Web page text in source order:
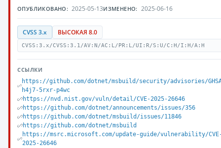
ОПУБЛИКОВАНО: 2025-05-13ИЗМЕНЕНО: 2025-06-16
CVSS 3.x ВЫСОКАЯ 8.0
CVSS:3.x/CVSS:3.1/AV:N/AC:L/PR:L/UI:R/S:U/C:H/I:H/A:H
ССЫЛКИ
https://github.com/dotnet/msbuild/security/advisories/
h4j7-5rxr-p4wc
https://nvd.nist.gov/vuln/detail/CVE-2025-26646
https://github.com/dotnet/announcements/issues/356
https://github.com/dotnet/msbuild/issues/11846
https://github.com/dotnet/msbuild
https://msrc.microsoft.com/update-guide/vulnerability/
2025-26646